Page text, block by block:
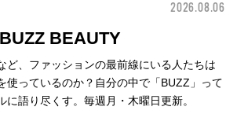
2026.08.06
BEAUTY
ど、ファッションの最前線にいる人たちは
使っているのか？自分の中で「BUZZ」って
に語り尽くす。毎週月・木曜日更新。